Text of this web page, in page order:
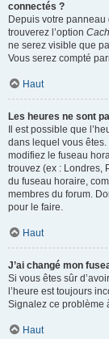
connectés ?
Depuis votre panneau
trouverez l’option
ne serez visible que
Vous serez compté
Haut
Les heures ne sont
Il est possible que
dans lequel vous
modifiez le fuseau
trouvez (ex : Londres,
du fuseau horaire,
membres du forum.
pour le faire.
Haut
J’ai changé mon
Si vous êtes sûr
l’heure est toujours
Signalez ce problème
Haut